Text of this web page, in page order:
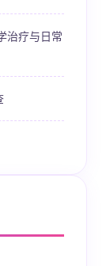
治疗与日常